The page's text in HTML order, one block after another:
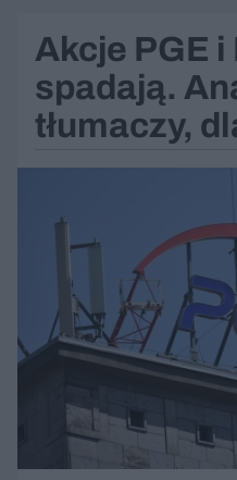
Akcje PGE
spadają.
tłumaczy,